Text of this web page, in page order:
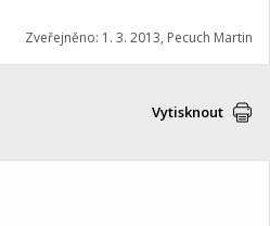
Zveřejněno: 1. 3. 2013, Pecuch Martin
Vytisknout